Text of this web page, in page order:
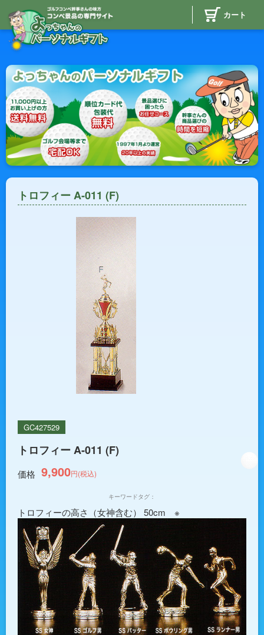
カート
トロフィー A-011 (F)
GC427529
トロフィー A-011 (F)
価格 9,900円(税込)
キーワードタグ：
トロフィーの高さ（女神含む） 50cm ※